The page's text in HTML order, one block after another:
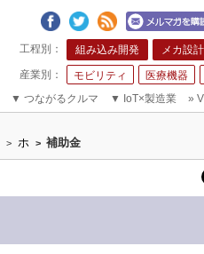
組み込み開発 メカ設計
モビリティ
医療機器
▼ つながるクルマ ▼ IoT×製造業 »
> ホ > 補助金